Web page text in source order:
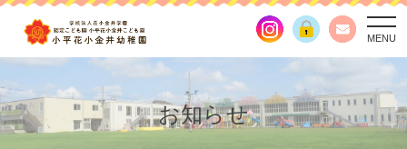
お知らせ